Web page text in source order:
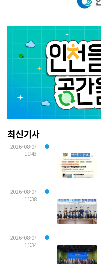
최신기사
2026-08-07
11:43
2026-08-07
11:38
2026-08-07
11:34